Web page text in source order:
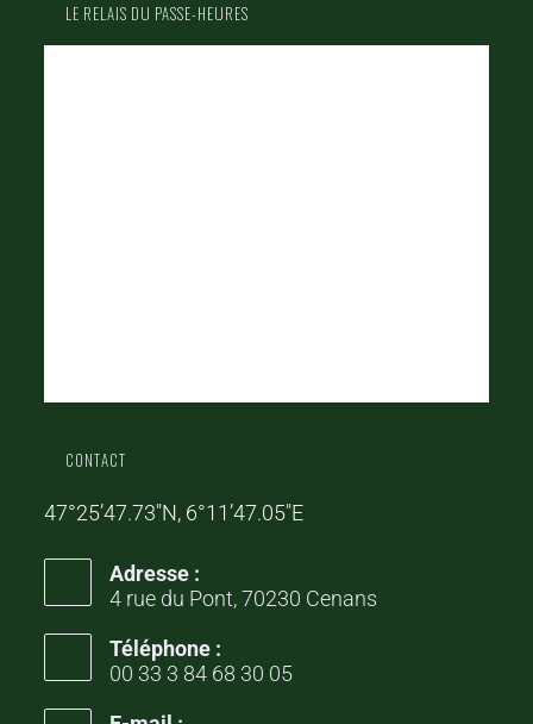
LE RELAIS DU PASSE-HEURES
CONTACT
47°25’47.73″N, 6°11’47.05″E
Adresse :
4 rue du Pont, 70230 Cenans
Téléphone :
00 33 3 84 68 30 05